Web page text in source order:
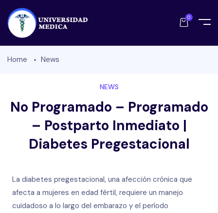
0
Home News
NEWS
No Programado – Programado
– Postparto Inmediato |
Diabetes Pregestacional
La diabetes pregestacional, una afección crónica que
afecta a mujeres en edad fértil, requiere un manejo
cuidadoso a lo largo del embarazo y el período